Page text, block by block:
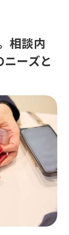
相談内
ーズと